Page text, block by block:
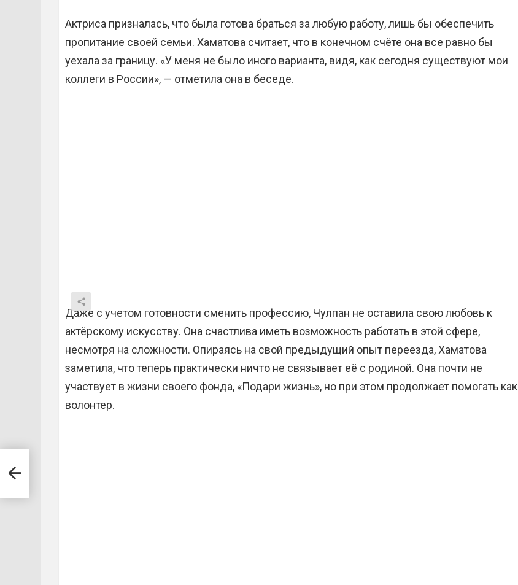
Актриса призналась, что была готова браться за любую работу, лишь бы обеспечить
пропитание своей семьи. Хаматова считает, что в конечном счёте она все равно бы
уехала за границу. «У меня не было иного варианта, видя, как сегодня существуют мои
коллеги в России», — отметила она в беседе.
Даже с учетом готовности сменить профессию, Чулпан не оставила свою любовь к
актёрскому искусству. Она счастлива иметь возможность работать в этой сфере,
несмотря на сложности. Опираясь на свой предыдущий опыт переезда, Хаматова
заметила, что теперь практически ничто не связывает её с родиной. Она почти не
участвует в жизни своего фонда, «Подари жизнь», но при этом продолжает помогать как
волонтер.